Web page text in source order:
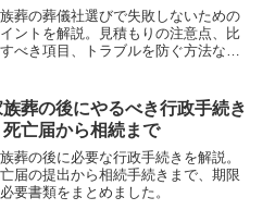
葬の葬儀社選びで失敗しないための
ントを解説。見積もりの注意点、比
べき項目、トラブルを防ぐ方法など
族葬の後にやるべき行政手続き
死亡届から相続まで
葬の後に必要な行政手続きを解説。
届の提出から相続手続きまで、期限
要書類をまとめました。